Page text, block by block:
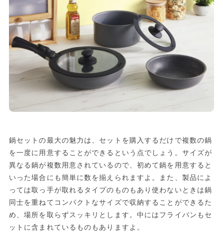
鍋セットの最大の魅力は、セットを購入するだけで複数の鍋
を一度に用意することができるという点でしょう。サイズが
異なる鍋が複数用意されているので、初めて鍋を用意すると
いった場合にも簡単に数を揃えられますよ。また、製品によ
っては取っ手が取れるタイプのものもあり使わないときは鍋
同士を重ねてコンパクトなサイズで収納することができるた
め、場所を取らずスッキリとします。中にはフライパンもセ
ットに含まれているものもありますよ。